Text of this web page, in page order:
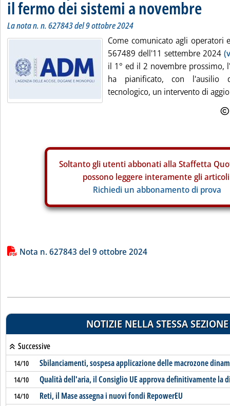
il fermo dei sistemi a novembre
La nota n. n. 627843 del 9 ottobre 2024
Come comunicato agli operatori
567489 dell'11 settembre 2024
il 1° ed il 2 novembre prossimo,
ha pianificato, con l'ausilio
tecnologico, un intervento di
Soltanto gli utenti abbonati alla Staffetta
possono leggere interamente gli
Richiedi un abbonamento di prova
Lista allegati PDF alla notizia
Nota n. 627843 del 9 ottobre 2024
NOTIZIE NELLA STESSA SEZIONE
Successive
14/10 Sbilanciamenti, sospesa applicazione delle macrozone
14/10 Qualità dell'aria, il Consiglio UE approva definitivamente la
14/10 Reti, il Mase assegna i nuovi fondi RepowerEU